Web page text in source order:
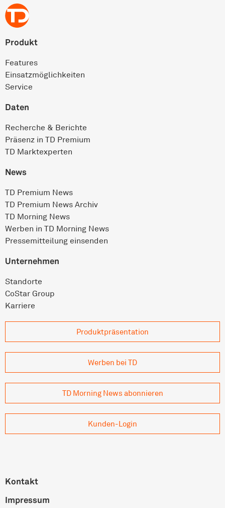
Produkt
Features
Einsatz­möglichkeiten
Service
Daten
Recherche & Berichte
Präsenz in TD Premium
TD Marktexperten
News
TD Premium News
TD Premium News Archiv
TD Morning News
Werben in TD Morning News
Pressemitteilung einsenden
Unternehmen
Standorte
CoStar Group
Karriere
Produkt­präsentation
Werben bei TD
TD Morning News abonnieren
Kunden-Login
Kontakt
Impressum